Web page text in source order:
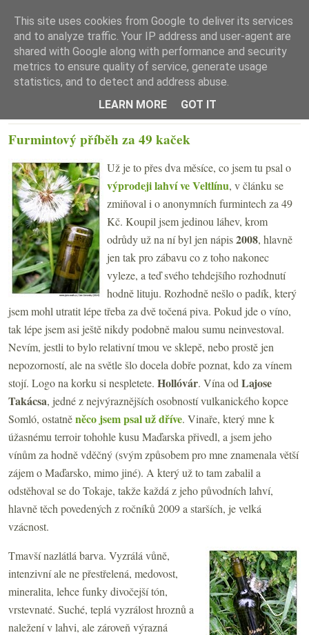
☰ Menu
Furmintový příběh za 49 kaček
Už je to přes dva měsíce, co jsem tu psal o
výprodeji lahví ve Veltlínu, v článku se
zmiňoval i o anonymních furmintech za 49
Kč. Koupil jsem jedinou láhev, krom
odrůdy už na ní byl jen nápis2008, hlavně
jen tak pro zábavu co z toho nakonec
vyleze, a teď svého tehdejšího rozhodnutí
hodně lituju. Rozhodně nešlo o padík, který
jsem mohl utratit lépe třeba za dvě točená piva. Pokud jde o víno,
tak lépe jsem asi ještě nikdy podobně malou sumu neinvestoval.
Nevím, jestli to bylo relativní tmou ve sklepě, nebo prostě jen
nepozorností, ale na světle šlo docela dobře poznat, kdo za vínem
stojí. Logo na korku si nespletete. Hollóvár. Vína od Lajose
Takácsa, jedné z nejvýraznějších osobností vulkanického kopce
Somló, ostatněněco jsem psal už dříve. Vinaře, který mne k
úžasnému terroir tohohle kusu Maďarska přivedl, a jsem jeho
vínům za hodně vděčný (svým způsobem pro mne znamenala větší
zájem o Maďarsko, mimo jiné). A který už to tam zabalil a
odstěhoval se do Tokaje, takže každá z jeho původních lahví,
hlavně těch povedených z ročníků 2009 a starších, je velká
vzácnost.
Tmavší nazlátlá barva. Vyzrálá vůně,
intenzivní ale ne přestřelená, medovost,
mineralita, lehce funky divočejší tón,
vrstevnaté. Suché, teplá vyzrálost hroznů a
naležení v lahvi, ale zároveň výrazná
This site uses cookies from Google to deliver its services
and to analyze traffic. Your IP address and user-agent are
shared with Google along with performance and security
metrics to ensure quality of service, generate usage
statistics, and to detect and address abuse.
LEARN MORE
GOT IT